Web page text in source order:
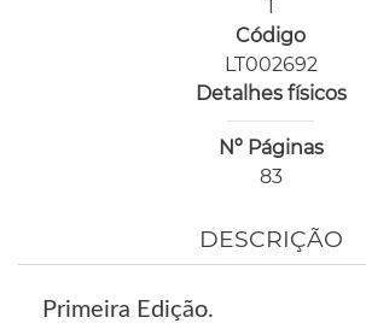
1
Código
LT002692
Detalhes físicos
Nº Páginas
83
DESCRIÇÃO
Primeira Edição.